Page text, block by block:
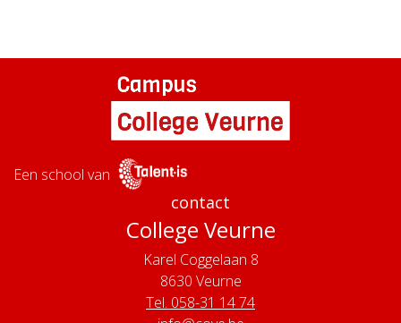
Een school van
contact
College Veurne
Karel Coggelaan 8
8630 Veurne
Tel. 058-31 14 74